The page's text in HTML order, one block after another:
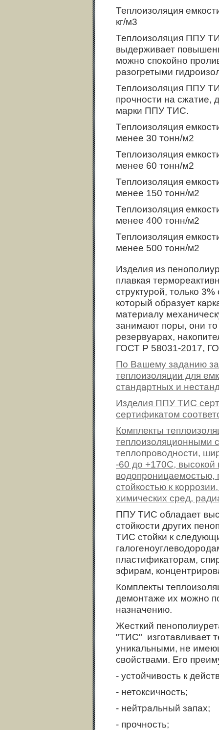
Теплоизоляция
кг/м3
Теплоизоляция ППУ
выдерживает
можно спокойно
разогретыми
Теплоизоляция ППУ
прочности на сжатие,
марки ППУ ТИС.
Теплоизоляция
менее 30 тонн/м2
Теплоизоляция
менее 60 тонн/м2
Теплоизоляция
менее 150 тонн/м2
Теплоизоляция
менее 400 тонн/м2
Теплоизоляция
менее 500 тонн/м2
Изделия из
плавкая
структурой, только
который образует
материалу
занимают поры, они то
резервуарах,
ГОСТ Р 58031-2017,
По Вашему заданию
теплоизоляции для
стандартных и
Изделия ППУ ТИС
сертификатом
Комплекты
теплоизоляционными
теплопроводности,
-60 до +170С, высокой
водопроницаемостью,
стойкостью к
химических сред,
ППУ ТИС обладает
стойкости других
ТИС стойки к
пластификаторам,
эфирам,
Комплекты
демонтаже их можно
назначению.
Жесткий
"ТИС" изготавливает
уникальными, не
свойствами. Его
- устойчивость к
- нетоксичность;
- нейтральный запах;
- прочность;